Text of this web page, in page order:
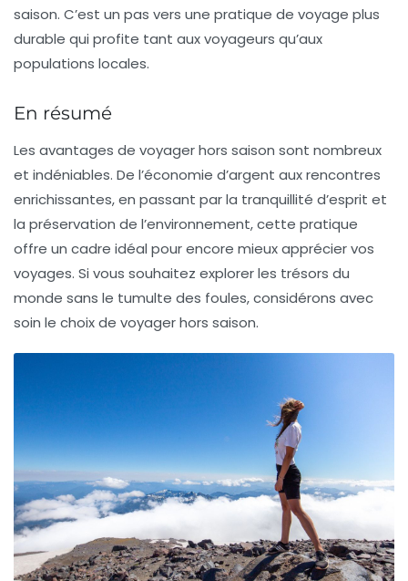
saison. C’est un pas vers une pratique de voyage plus
durable qui profite tant aux voyageurs qu’aux
populations locales.
En résumé
Les avantages de voyager hors saison sont nombreux
et indéniables. De l’économie d’argent aux rencontres
enrichissantes, en passant par la tranquillité d’esprit et
la préservation de l’environnement, cette pratique
offre un cadre idéal pour encore mieux apprécier vos
voyages. Si vous souhaitez explorer les trésors du
monde sans le tumulte des foules, considérons avec
soin le choix de voyager hors saison.